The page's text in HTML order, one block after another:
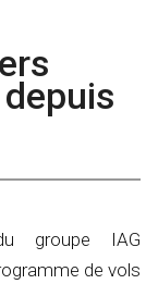
groupe IAG
de vols